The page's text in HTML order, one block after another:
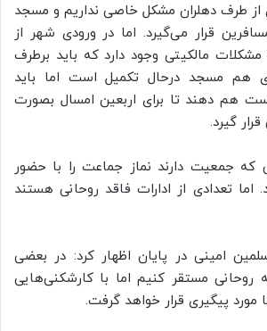
از طرف دهلران مشکل خاصی نداریم و مسجد
قرار می‌گیرد. اما در ورودی شهر از
مشکلات مالکیتی وجود دارد که باید برطرف
هم مسجد درحال تکمیل است اما باید
هم دهند تا برای اربعین امسال بصورت
گیرد.
که جمعیت دارند نماز جماعت را با حضور
اما تعدادی از ادارات فاقد روحانی هستند
امینی در پایان اظهار کرد: در بعضی
روحانی مستقر کنیم اما با کارشکنی‌هایی
پیگیری قرار خواهد گرفت.